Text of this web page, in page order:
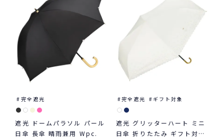
完全遮光
遮光 ドームパラソル パール
日傘 長傘 晴雨兼用 Wpc.
完全遮光 ギフト対象
遮光 グリッターハート ミニ
日傘 折りたたみ ギフト対象